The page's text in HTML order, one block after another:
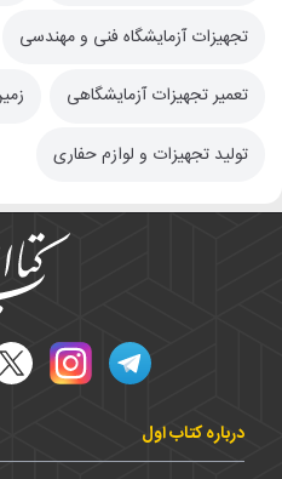
تجهیزات آزمایشگاه فنی و مهندسی
تعمیر تجهیزات آزمایشگاهی
تولید تجهیزات و لوازم حفاری
درباره کتاب اول